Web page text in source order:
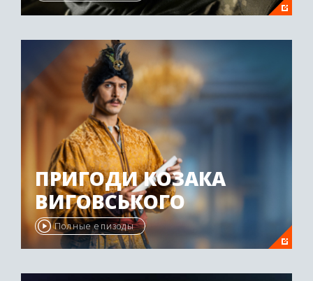
ПРИГОДИ КОЗАКА
ВИГОВСЬКОГО
Полные епизоды